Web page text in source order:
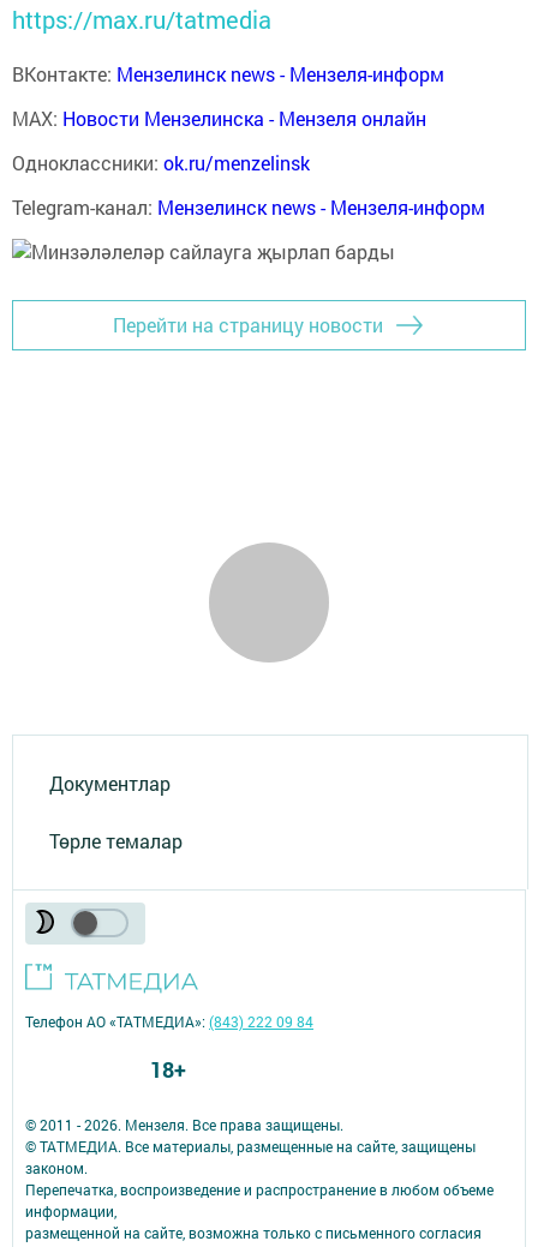
https://max.ru/tatmedia
ВКонтакте: Мензелинск news - Мензеля-информ
MAX: Новости Мензелинска - Мензеля онлайн
Одноклассники: ok.ru/menzelinsk
Telegram-канал: Мензелинск news - Мензеля-информ
Перейти на страницу новости
Документлар
Төрле темалар
© 2011 - 2026. Мензеля. Все права защищены.
© ТАТМЕДИА. Все материалы, размещенные на сайте, защищены
законом.
Перепечатка, воспроизведение и распространение в любом объеме
информации,
размещенной на сайте, возможна только с письменного согласия
Телефон АО «ТАТМЕДИА»:(843) 222 09 84
18+